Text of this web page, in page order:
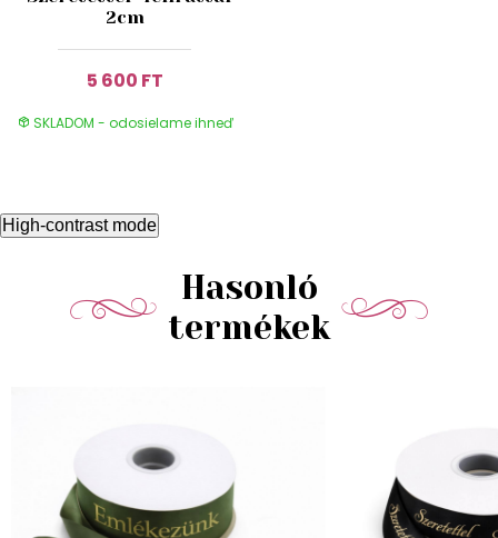
2cm
5 600 FT
SKLADOM - odosielame ihneď
High-contrast mode
Hasonló
termékek